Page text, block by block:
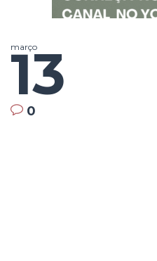
março
13
0